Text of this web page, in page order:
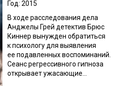
Год: 2015
В ходе расследования дела
Анджелы Грей детектив Брюс
Киннер вынужден обратиться
к психологу для выявления
ее подавленных воспоминаний.
Сеанс регрессивного гипноза
открывает ужасающие...